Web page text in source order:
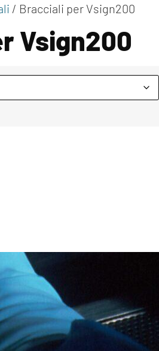
/ Bracciali per Vsign200
Vsign200